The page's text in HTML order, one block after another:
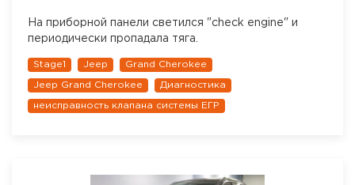
На приборной панели светился "check engine" и
периодически пропадала тяга.
Stage1 Jeep Grand Cherokee
Jeep Grand Cherokee Диагностика
неисправность клапана системы ЕГР